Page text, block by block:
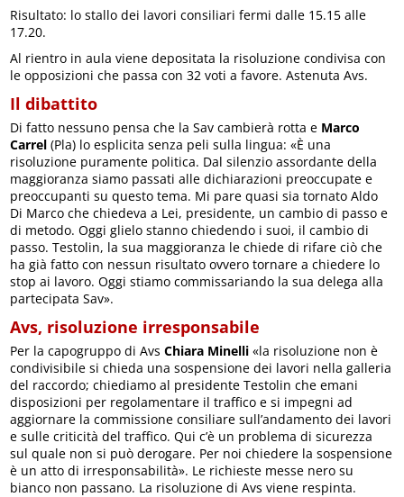
Risultato: lo stallo dei lavori consiliari fermi dalle 15.15 alle
17.20.
Al rientro in aula viene depositata la risoluzione condivisa con
le opposizioni che passa con 32 voti a favore. Astenuta Avs.
Il dibattito
Di fatto nessuno pensa che la Sav cambierà rotta e Marco
Carrel (Pla) lo esplicita senza peli sulla lingua: «È una
risoluzione puramente politica. Dal silenzio assordante della
maggioranza siamo passati alle dichiarazioni preoccupate e
preoccupanti su questo tema. Mi pare quasi sia tornato Aldo
Di Marco che chiedeva a Lei, presidente, un cambio di passo e
di metodo. Oggi glielo stanno chiedendo i suoi, il cambio di
passo. Testolin, la sua maggioranza le chiede di rifare ciò che
ha già fatto con nessun risultato ovvero tornare a chiedere lo
stop ai lavoro. Oggi stiamo commissariando la sua delega alla
partecipata Sav».
Avs, risoluzione irresponsabile
Per la capogruppo di AvsChiara Minelli «la risoluzione non è
condivisibile si chieda una sospensione dei lavori nella galleria
del raccordo; chiediamo al presidente Testolin che emani
disposizioni per regolamentare il traffico e si impegni ad
aggiornare la commissione consiliare sull’andamento dei lavori
e sulle criticità del traffico. Qui c’è un problema di sicurezza
sul quale non si può derogare. Per noi chiedere la sospensione
è un atto di irresponsabilità». Le richieste messe nero su
bianco non passano. La risoluzione di Avs viene respinta.